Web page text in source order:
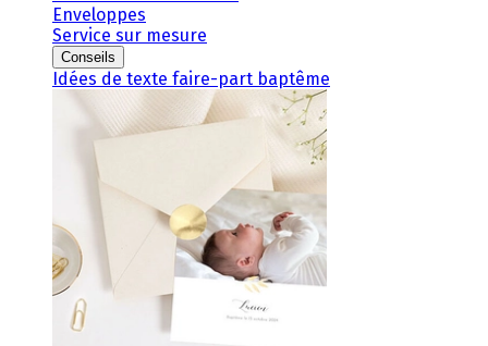
Enveloppes
Service sur mesure
Conseils
Idées de texte faire-part baptême